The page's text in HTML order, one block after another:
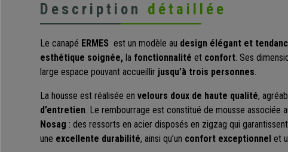
Description détaillée
Le canapé ERMES est un modèle au design élégant et
esthétique soignée, la fonctionnalité et confort. Ses
large espace pouvant accueillir jusqu’à trois personnes.
La housse est réalisée en velours doux de haute qualité,
d’entretien. Le rembourrage est constitué de mousse associée
Nosag : des ressorts en acier disposés en zigzag qui
une excellente durabilité, ainsi qu’un confort exceptionnel et